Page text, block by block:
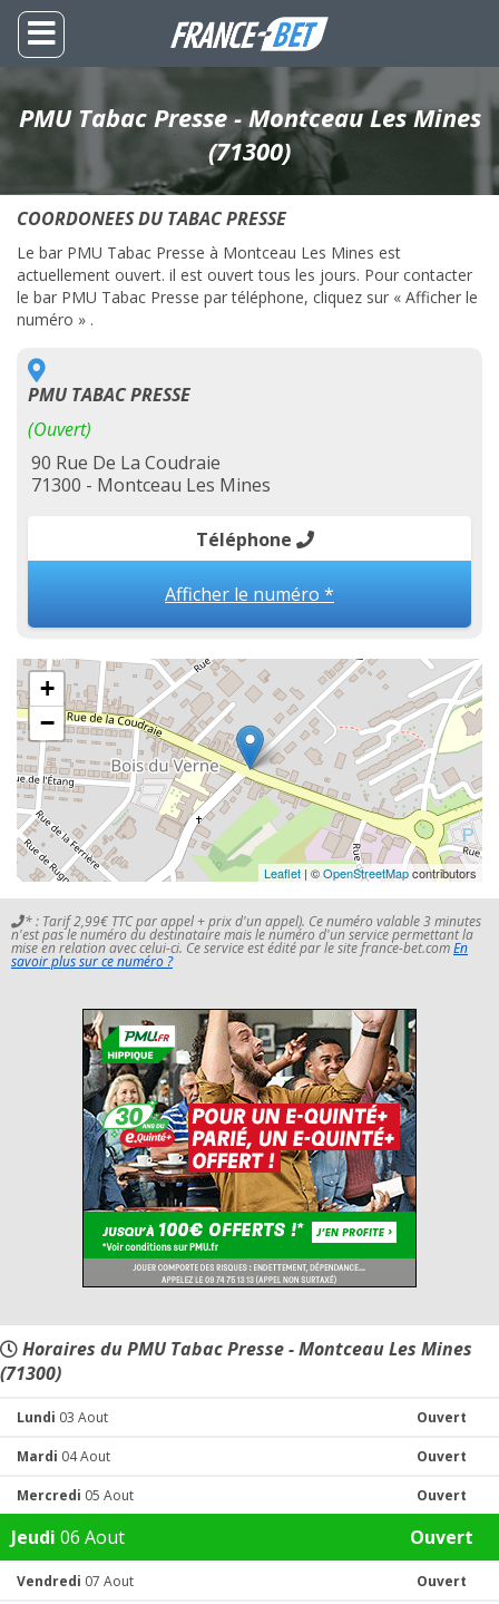
PMU Tabac Presse - Montceau Les Mines
(71300)
COORDONEES DU TABAC PRESSE
Le bar PMU Tabac Presse à Montceau Les Mines est
actuellement ouvert. il est ouvert tous les jours. Pour contacter
le bar PMU Tabac Presse par téléphone, cliquez sur « Afficher le
numéro » .
PMU TABAC PRESSE
(Ouvert)
90 Rue De La Coudraie
71300 - Montceau Les Mines
Téléphone
Afficher le numéro *
+
−
Leaflet | ©OpenStreetMapcontributors
* : Tarif 2,99€ TTC par appel + prix d'un appel). Ce numéro valable 3 minutes
n'est pas le numéro du destinataire mais le numéro d'un service permettant la
mise en relation avec celui-ci. Ce service est édité par le site france-bet.comEn
savoir plus sur ce numéro ?
Horaires du PMU Tabac Presse - Montceau Les Mines
(71300)
Lundi 03 Aout Ouvert
Mardi 04 Aout Ouvert
Mercredi 05 Aout Ouvert
Jeudi 06 Aout Ouvert
Vendredi 07 Aout Ouvert